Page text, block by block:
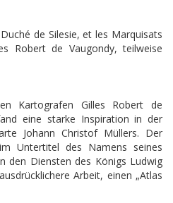
de Silesie, et les Marquisats
Robert de Vaugondy, teilweise
Kartografen Gilles Robert de
eine starke Inspiration in der
Johann Christof Müllers. Der
Untertitel des Namens seines
den Diensten des Königs Ludwig
Arbeit, einen „Atlas